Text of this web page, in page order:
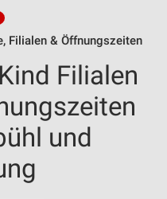
Filialen & Öffnungszeiten
Filialen
und